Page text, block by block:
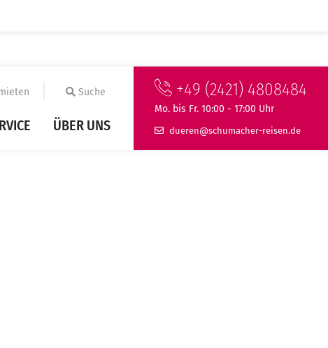
Suche
ÜBER UNS
+49 (2421) 4808484
Mo. bis Fr. 10:00 - 17:00 Uhr
ed.nesier-rehcamuhcs@nereud